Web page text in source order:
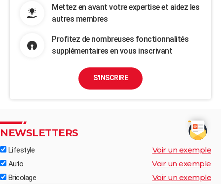
Mettez en avant votre expertise et aidez les
autres membres
Profitez de nombreuses fonctionnalités
supplémentaires en vous inscrivant
S'INSCRIRE
NEWSLETTERS
Lifestyle Voir un exemple
Auto Voir un exemple
Bricolage Voir un exemple